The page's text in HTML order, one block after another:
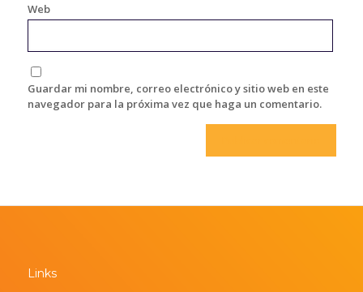
Web
Guardar mi nombre, correo electrónico y sitio web en este
navegador para la próxima vez que haga un comentario.
Links